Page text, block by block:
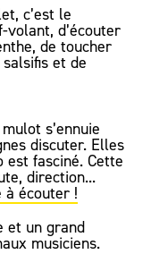
c’est le
d’écouter
de toucher
et de
s’ennuie
discuter. Elles
est fasciné. Cette
direction...
à écouter !
et un grand
musiciens.